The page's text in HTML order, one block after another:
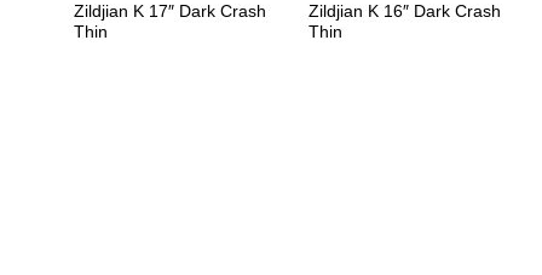
Zildjian K 17″ Dark Crash
Thin
Zildjian K 16″ Dark Crash
Thin